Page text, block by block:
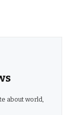
about world,